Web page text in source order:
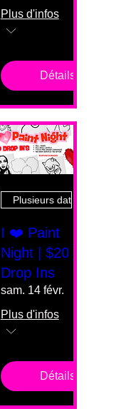
Plus d'infos
Détails
Plusieurs dates
I ❤️ Paint
Night | $20
Drop Ins
sam. 14 févr.
Plus d'infos
Détails